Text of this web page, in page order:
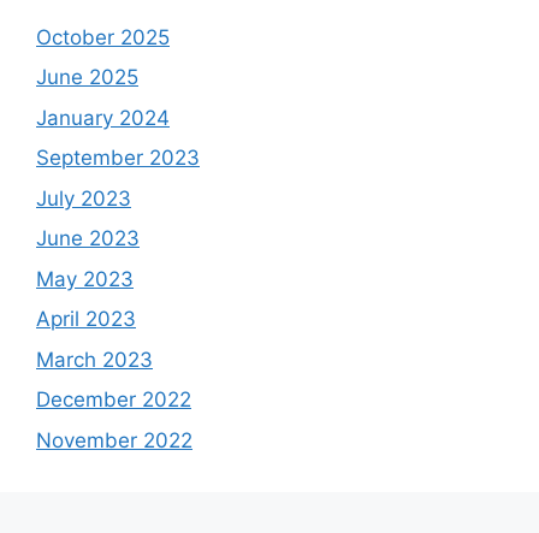
October 2025
June 2025
January 2024
September 2023
July 2023
June 2023
May 2023
April 2023
March 2023
December 2022
November 2022